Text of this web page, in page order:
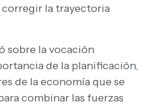
la trayectoria
sobre la vocación
de la planificación,
de la economía que se
combinar las fuerzas